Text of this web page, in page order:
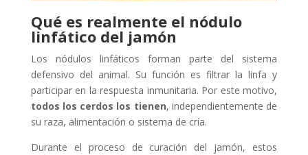
Qué es realmente el nódulo
linfático del jamón
Los nódulos linfáticos forman parte del sistema
defensivo del animal. Su función es filtrar la linfa y
participar en la respuesta inmunitaria. Por este motivo,
todos los cerdos los tienen, independientemente de
su raza, alimentación o sistema de cría.
Durante el proceso de curación del jamón, estos